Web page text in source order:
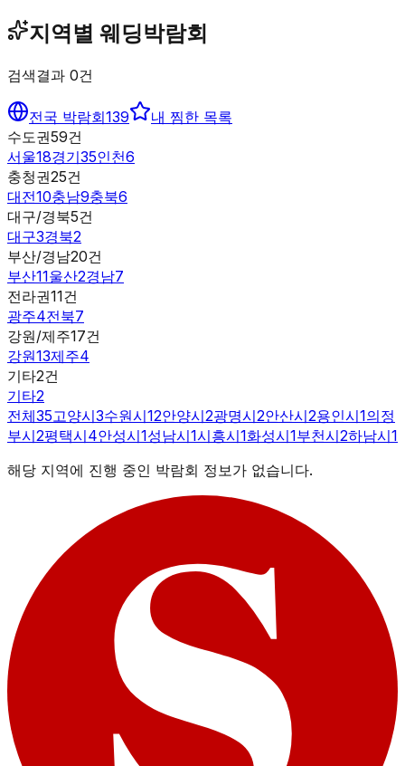
지역별 웨딩박람회
검색결과 0건
전국 박람회139
내 찜한 목록
수도권59건
서울18경기35인천6
충청권25건
대전10충남9충북6
대구/경북5건
대구3경북2
부산/경남20건
부산11울산2경남7
전라권11건
광주4전북7
강원/제주17건
강원13제주4
기타2건
기타2
전체35고양시3수원시12안양시2광명시2안산시2용인시1의정
부시2평택시4안성시1성남시1시흥시1화성시1부천시2하남시1
해당 지역에 진행 중인 박람회 정보가 없습니다.